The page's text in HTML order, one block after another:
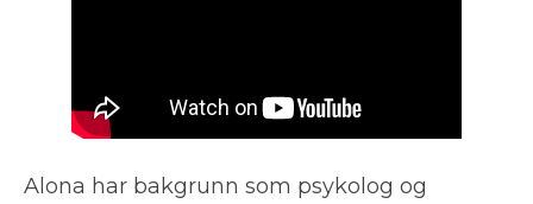
Alona har bakgrunn som psykolog og